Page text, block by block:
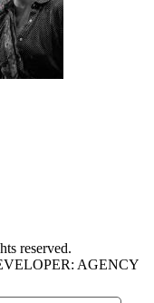
reserved.
AGENCY